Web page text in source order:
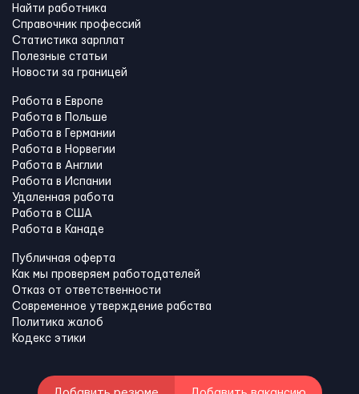
Найти работника
Справочник профессий
Статистика зарплат
Полезные статьи
Новости за границей
Работа в Европе
Работа в Польше
Работа в Германии
Работа в Норвегии
Работа в Англии
Работа в Испании
Удаленная работа
Работа в США
Работа в Канадe
Публичная оферта
Как мы проверяем работодателей
Отказ от ответственности
Современное утверждение рабства
Политика жалоб
Кодекс этики